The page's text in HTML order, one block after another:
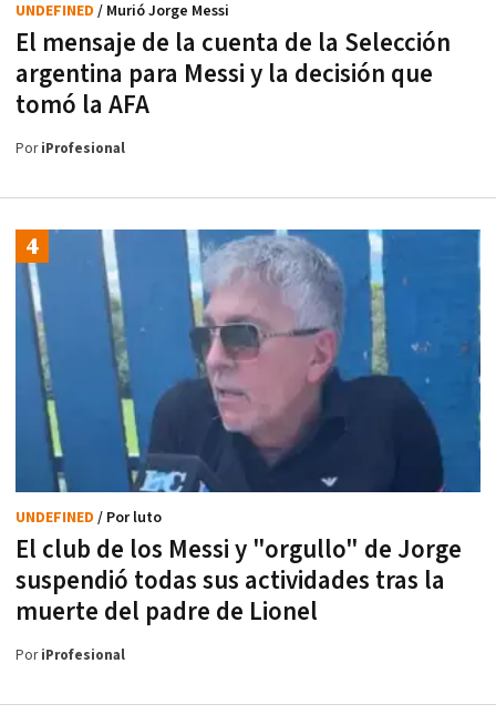
El mensaje de la cuenta de la Selección
argentina para Messi y la decisión que
tomó la AFA
UNDEFINED / Murió Jorge Messi
PoriProfesional
El club de los Messi y "orgullo" de Jorge
suspendió todas sus actividades tras la
muerte del padre de Lionel
UNDEFINED / Por luto
PoriProfesional